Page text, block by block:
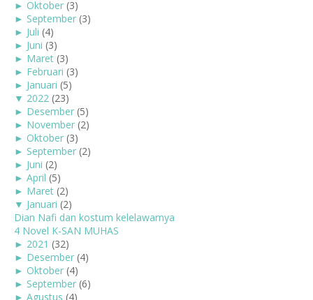
► Oktober (3)
► September (3)
► Juli (4)
► Juni (3)
► Maret (3)
► Februari (3)
► Januari (5)
▼ 2022 (23)
► Desember (5)
► November (2)
► Oktober (3)
► September (2)
► Juni (2)
► April (5)
► Maret (2)
▼ Januari (2)
Dian Nafi dan kostum kelelawarnya
4 Novel K-SAN MUHAS
► 2021 (32)
► Desember (4)
► Oktober (4)
► September (6)
► Agustus (4)